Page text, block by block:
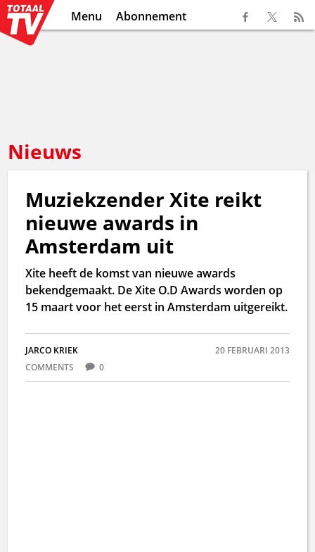
Menu Abonnement
Nieuws
Muziekzender Xite reikt
nieuwe awards in
Amsterdam uit
Xite heeft de komst van nieuwe awards
bekendgemaakt. De Xite O.D Awards worden op
15 maart voor het eerst in Amsterdam uitgereikt.
JARCO KRIEK
20 FEBRUARI 2013
COMMENTS
0